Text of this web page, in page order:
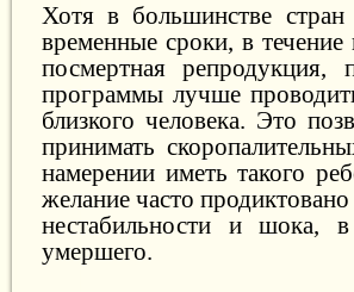
Хотя в большинстве стран
временные сроки, в
посмертная репродукция,
программы лучше
близкого человека. Это
принимать
намерении иметь такого
желание часто
нестабильности и шока,
умершего.